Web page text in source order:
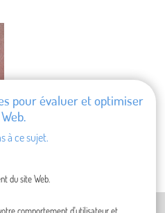
pour évaluer et optimiser
à ce sujet.
du site Web.